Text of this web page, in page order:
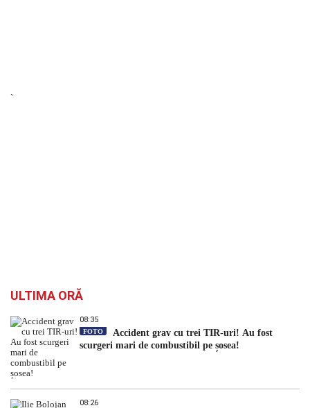
`
ULTIMA ORĂ
08:35
FOTO
Accident grav cu trei TIR-uri! Au fost
scurgeri mari de combustibil pe șosea!
08:26